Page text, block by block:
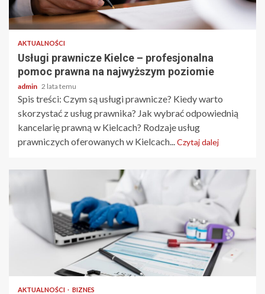
2 min odczytu
AKTUALNOŚCI
Usługi prawnicze Kielce – profesjonalna
pomoc prawna na najwyższym poziomie
admin 2 lata temu
Spis treści: Czym są usługi prawnicze? Kiedy warto
skorzystać z usług prawnika? Jak wybrać odpowiednią
kancelarię prawną w Kielcach? Rodzaje usług
prawniczych oferowanych w Kielcach...Czytaj dalej
AKTUALNOŚCI BIZNES